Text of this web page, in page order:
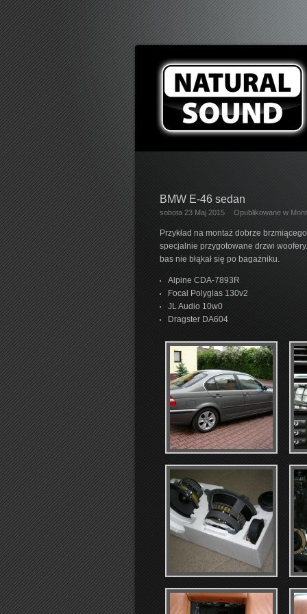
BMW E-46 sedan
sobota 23 Maj 2015 Opublikowane w
Przykład na montaż dobrze
specjalnie przygotowane drzwi
bas nie błąkał się po bagażniku.
Alpine CDA-7893R
Focal Polyglas 130v2
JL Audio 10w0
Dragster DA604